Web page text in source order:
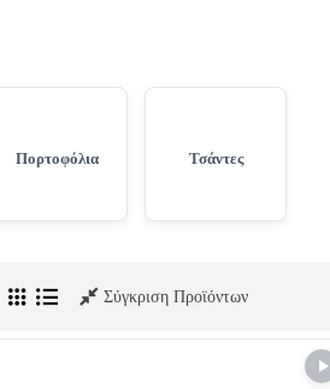
Πορτοφόλια Τσάντες
Σύγκριση Προϊόντων